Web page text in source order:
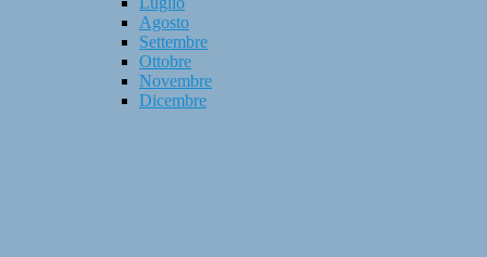
Agosto
Settembre
Ottobre
Novembre
Dicembre